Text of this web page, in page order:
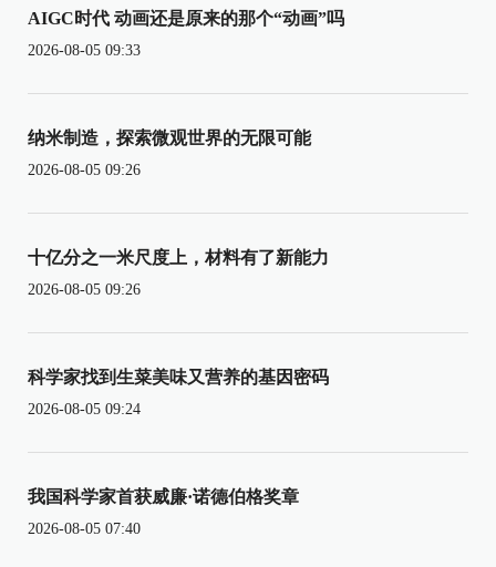
AIGC时代 动画还是原来的那个“动画”吗
2026-08-05 09:33
纳米制造，探索微观世界的无限可能
2026-08-05 09:26
十亿分之一米尺度上，材料有了新能力
2026-08-05 09:26
科学家找到生菜美味又营养的基因密码
2026-08-05 09:24
我国科学家首获威廉·诺德伯格奖章
2026-08-05 07:40